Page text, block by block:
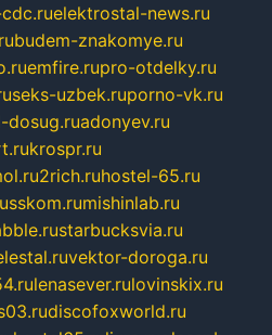
elektrostal-news.ru
budem-znakomye.ru
emfire.rupro-otdelky.ru
seks-uzbek.ruporno-vk.ru
dosug.ruadonyev.ru
krospr.ru
2rich.ruhostel-65.ru
mishinlab.ru
starbucksvia.ru
vektor-doroga.ru
lenasever.rulovinskix.ru
discofoxworld.ru